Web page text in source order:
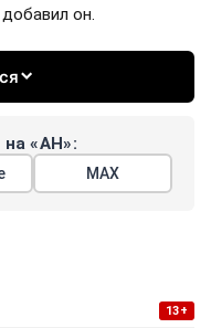
он.
«АН»:
МАХ
13+